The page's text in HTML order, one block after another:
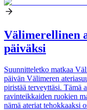
Välimerellinen
päiväksi
Suunnitteletko matkaa
päivän Välimeren
piristää terveyttäsi. Tämä
ravinteikkaiden ruokien
nämä ateriat tehokkaaksi